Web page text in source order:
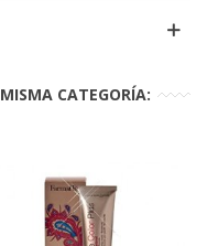
CATEGORÍA: